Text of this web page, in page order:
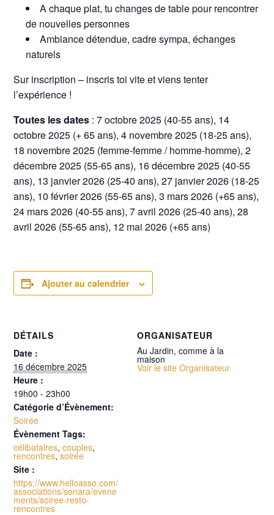
A chaque plat, tu changes de table pour rencontrer
de nouvelles personnes
Ambiance détendue, cadre sympa, échanges
naturels
Sur inscription – inscris toi vite et viens tenter
l’expérience !
Toutes les dates : 7 octobre 2025 (40-55 ans), 14
octobre 2025 (+ 65 ans), 4 novembre 2025 (18-25 ans),
18 novembre 2025 (femme-femme / homme-homme), 2
décembre 2025 (55-65 ans), 16 décembre 2025 (40-55
ans), 13 janvier 2026 (25-40 ans), 27 janvier 2026 (18-25
ans), 10 février 2026 (55-65 ans), 3 mars 2026 (+65 ans),
24 mars 2026 (40-55 ans), 7 avril 2026 (25-40 ans), 28
avril 2026 (55-65 ans), 12 mai 2026 (+65 ans)
Ajouter au calendrier
DÉTAILS
Date :
16 décembre 2025
Heure :
19h00 - 23h00
Catégorie d’Évènement:
Soirée
Évènement Tags:
célibataires,couples,
rencontres,soirée
Site :
https://www.helloasso.com/
associations/sonara/evene
ments/soiree-resto-
rencontres
ORGANISATEUR
Au Jardin, comme à la
maison
Voir le site Organisateur